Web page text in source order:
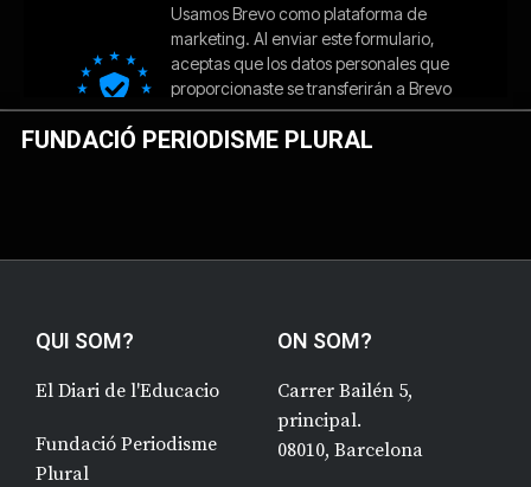
FUNDACIÓ PERIODISME PLURAL
QUI SOM?
El Diari de l'Educacio
Fundació Periodisme
Plural
ON SOM?
Carrer Bailén 5,
principal.
08010, Barcelona